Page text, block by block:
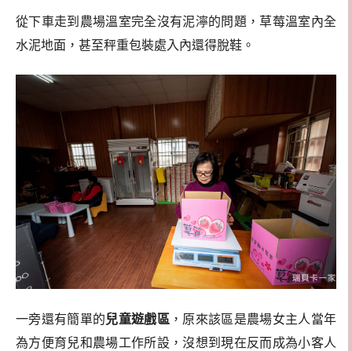
從下車走到農場溫室完全沒有泥濘的問題，草莓溫室內全
水泥地面，甚至秤重包裝處入內還得脫鞋。
一旁還有簡單的兒童遊戲區 ，原來該區是農場女主人當年
為方便育兒和農場工作所設，沒想到現在反而成為小客人